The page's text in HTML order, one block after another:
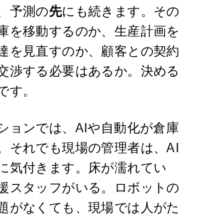
予測の先にも続きます。その
を移動するのか、生産計画を
を見直すのか、顧客との契約
渉する必要はあるか。決める
す。
ョンでは、AIや自動化が倉庫
それでも現場の管理者は、AI
気付きます。床が濡れてい
スタッフがいる。ロボットの
がなくても、現場では人がた